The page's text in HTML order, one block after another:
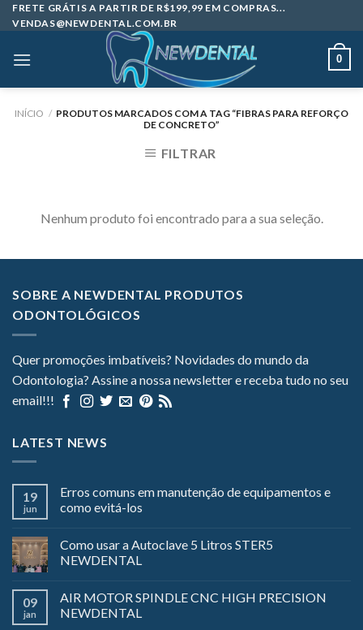
Skip
to
FRETE GRÁTIS A PARTIR DE R$199,99 EM COMPRAS...
VENDAS@NEWDENTAL.COM.BR
0
INÍCIO / PRODUTOS MARCADOS COM A TAG “FIBRAS PARA REFORÇO
DE CONCRETO”
FILTRAR
Nenhum produto foi encontrado para a sua seleção.
SOBRE A NEWDENTAL PRODUTOS
ODONTOLÓGICOS
Quer promoções imbatíveis? Novidades do mundo da
Odontologia? Assine a nossa newsletter e receba tudo no seu
email!!!
LATEST NEWS
19
jun
Erros comuns em manutenção de equipamentos e
como evitá-los
Como usar a Autoclave 5 Litros STER5
NEWDENTAL
09
jan
AIR MOTOR SPINDLE CNC HIGH PRECISION
NEWDENTAL